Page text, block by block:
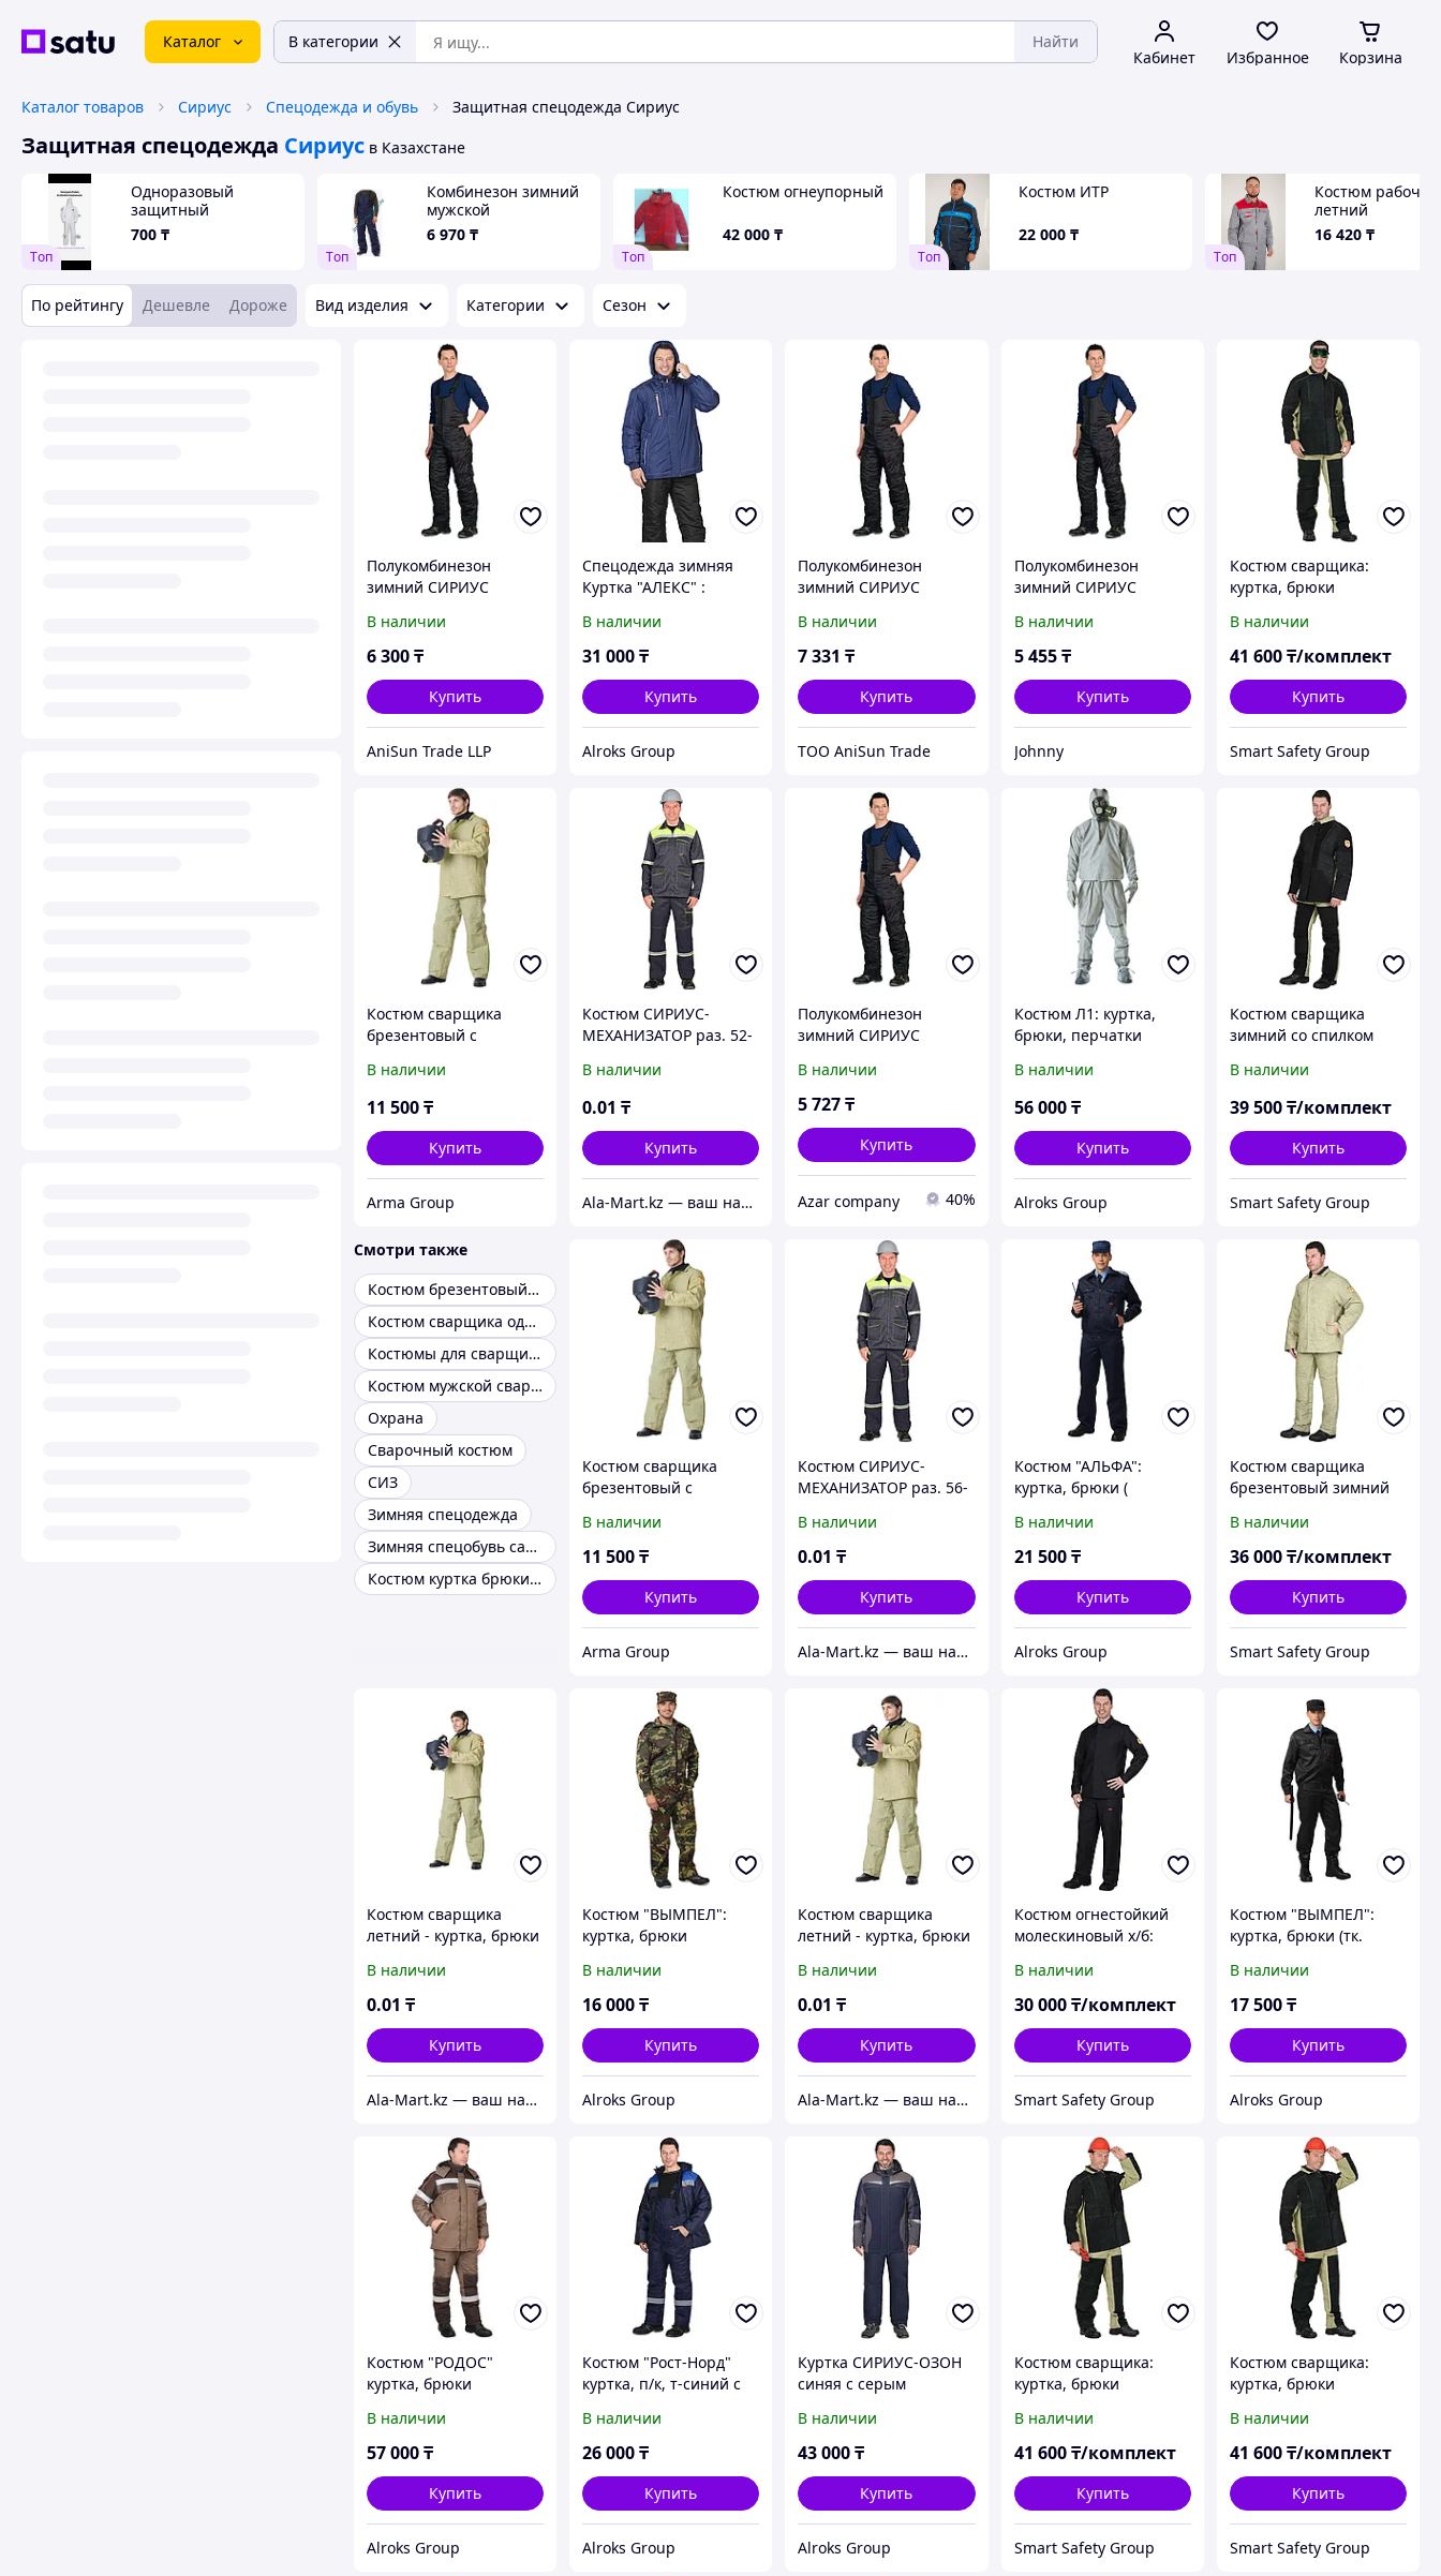
Каталог В категории Найти
Кабинет Избранное Корзина
Каталог товаров Сириус Спецодежда и обувь Защитная спецодежда Сириус
Защитная спецодежда Сириус в Казахстане
Tоп
Одноразовый
защитный
комбинезон от
химических
700 ₸
Tоп
Комбинезон зимний
мужской
6 970 ₸
Tоп
Костюм огнеупорный
42 000 ₸
Tоп
Костюм ИТР
22 000 ₸
Tоп
Костюм рабочий
летний
16 420 ₸
По рейтингу Дешевле Дороже Вид изделия Категории Сезон
Полукомбинезон
зимний СИРИУС
43315
В наличии
6 300₸
Купить
AniSun Trade LLP
Спецодежда зимняя
Куртка "АЛЕКС" :
синий
В наличии
31 000₸
Купить
Alroks Group
Полукомбинезон
зимний СИРИУС
43315
В наличии
7 331 ₸
Купить
ТОО AniSun Trade
Полукомбинезон
зимний СИРИУС
43315
В наличии
5 455 ₸
Купить
Johnny
Костюм сварщика:
куртка, брюки
спилком
В наличии
41 600₸/комплект
Купить
Smart Safety Group
Костюм сварщика
брезентовый с
наколенниками
В наличии
11 500₸
Купить
Arma Group
Костюм СИРИУС-
МЕХАНИЗАТОР раз. 52-
В наличии
0.01 ₸
Купить
Ala-Mart.kz — ваш надежный партнер в мире качественных товаров.
Полукомбинезон
зимний СИРИУС
43315
В наличии
5 727₸
Купить
Azar company 40%
Костюм Л1: куртка,
брюки, перчатки
В наличии
56 000 ₸
Купить
Alroks Group
Костюм сварщика
зимний со спилком
В наличии
39 500₸/комплект
Купить
Smart Safety Group
Смотри также
Костюм брезентовый сварочный
Костюм сварщика одежда для сварщиков
Костюмы для сварщика
Костюм мужской сварочный
Охрана
Сварочный костюм
СИЗ
Зимняя спецодежда
Зимняя спецобувь сапоги с металлическим подноском
Костюм куртка брюки спецодежда
Костюм сварщика
брезентовый с
наколенниками
В наличии
11 500₸
Купить
Arma Group
Костюм СИРИУС-
МЕХАНИЗАТОР раз. 56-
В наличии
0.01 ₸
Купить
Ala-Mart.kz — ваш надежный партнер в мире качественных товаров.
Костюм "АЛЬФА":
куртка, брюки (
В наличии
21 500 ₸
Купить
Alroks Group
Костюм сварщика
брезентовый зимний
В наличии
36 000₸/комплект
Купить
Smart Safety Group
Костюм сварщика
летний - куртка, брюки
налокотниками и
наколенниками раз.
В наличии
0.01 ₸
Купить
Ala-Mart.kz — ваш надежный партнер в мире качественных товаров.
Костюм "ВЫМПЕЛ":
куртка, брюки
В наличии
16 000₸
Купить
Alroks Group
Костюм сварщика
летний - куртка, брюки
налокотниками и
наколенниками раз.
В наличии
0.01 ₸
Купить
Ala-Mart.kz — ваш надежный партнер в мире качественных товаров.
Костюм огнестойкий
молескиновый х/б:
В наличии
30 000 ₸/комплект
Купить
Smart Safety Group
Костюм "ВЫМПЕЛ":
куртка, брюки (тк.
В наличии
17 500₸
Купить
Alroks Group
Костюм "РОДОС"
куртка, брюки
В наличии
57 000₸
Купить
Alroks Group
Костюм "Рост-Норд"
куртка, п/к, т-синий с
тк.Оксфорд
В наличии
26 000₸
Купить
Alroks Group
Куртка СИРИУС-ОЗОН
синяя с серым
В наличии
43 000₸
Купить
Alroks Group
Костюм сварщика:
куртка, брюки
спилком 44-46
В наличии
41 600 ₸/комплект
Купить
Smart Safety Group
Костюм сварщика:
куртка, брюки
спилком 48-50
В наличии
41 600₸/комплект
Купить
Smart Safety Group